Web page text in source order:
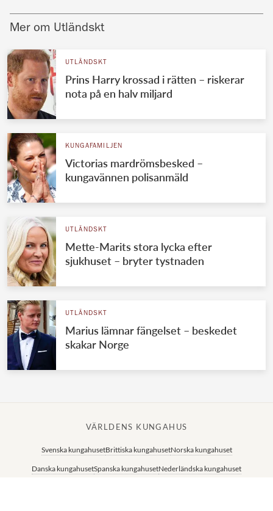
Mer om Utländskt
UTLÄNDSKT
Prins Harry krossad i rätten – riskerar
nota på en halv miljard
KUNGAFAMILJEN
Victorias mardrömsbesked –
kungavännen polisanmäld
UTLÄNDSKT
Mette-Marits stora lycka efter
sjukhuset – bryter tystnaden
UTLÄNDSKT
Marius lämnar fängelset – beskedet
skakar Norge
VÄRLDENS KUNGAHUS
Svenska kungahusetBrittiska kungahusetNorska kungahuset
Danska kungahusetSpanska kungahusetNederländska kungahuset